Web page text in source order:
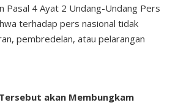
Pasal 4 Ayat 2 Undang-Undang Pers
terhadap pers nasional tidak
pembredelan, atau pelarangan
akan Membungkam